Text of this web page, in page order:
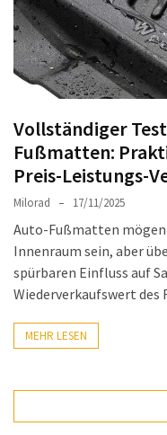
Auto-
Reinigungsprodukte,
die
jeder
Empfohlene
Produkte
für
glänzende
Kinder
sicher
im
Auto:
Kindersitz
Vollständiger
Fußmatten:
Preis-Leistungs-
Milorad 17/11/2025
Auto-Fußmatten mögen
Innenraum sein, aber
spürbaren Einfluss auf
Wiederverkaufswert des
MEHR LESEN